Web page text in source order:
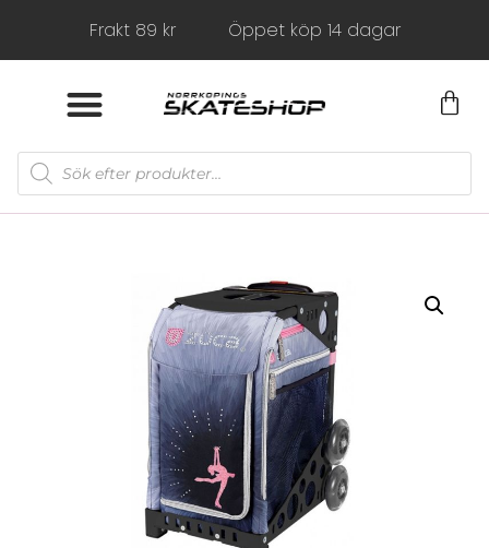
Frakt 89 kr Öppet köp 14 dagar